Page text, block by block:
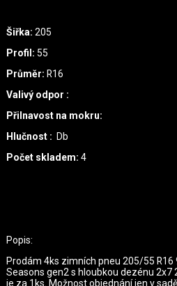
Šiřka: 205
Profil: 55
Průměr: R16
Valivý odpor :
Přilnavost na mokru:
Hlučnost : Db
Počet skladem: 4
Popis:
Prodám 4ks zimních pneu 205/55 R16
Seasons gen2 s hloubkou dezénu 2x7
je za 1ks. Možnost objednání jen v